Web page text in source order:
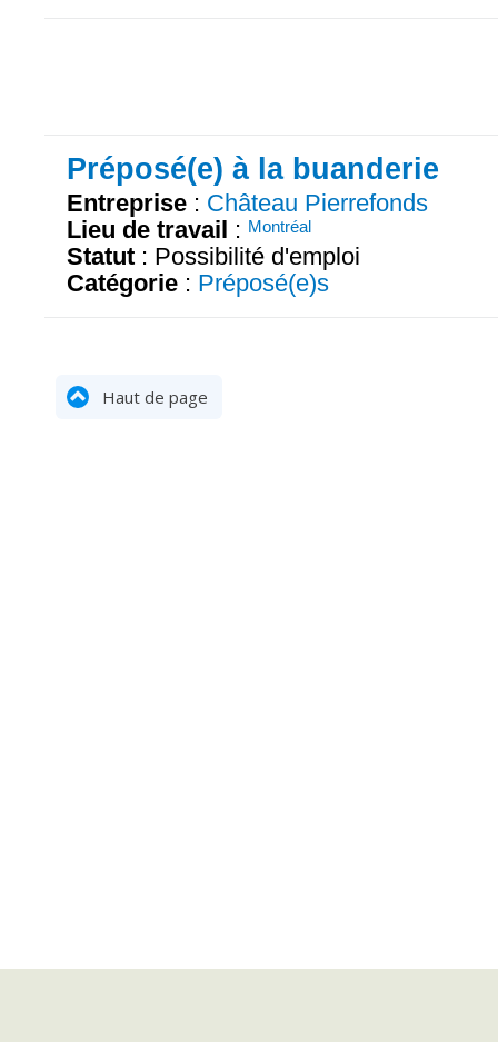
Préposé(e) à la buanderie
Entreprise : Château Pierrefonds
Lieu de travail : Montréal
Statut : Possibilité d'emploi
Catégorie : Préposé(e)s
Haut de page